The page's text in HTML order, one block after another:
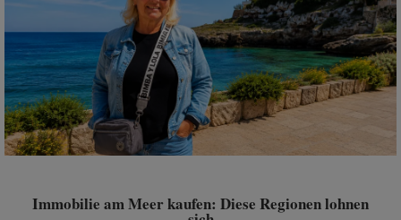
Immobilie am Meer kaufen: Diese Regionen lohnen